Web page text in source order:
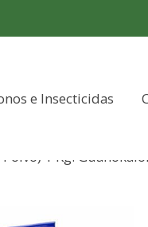
e Insecticidas
1 Kg.